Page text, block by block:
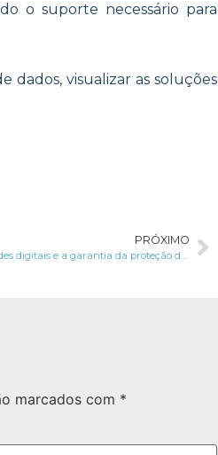
o suporte necessário para
dados, visualizar as soluções
PRÓXIMO
Aumento de casos de fraudes digitais e a garantia da proteção de dados
marcados com *